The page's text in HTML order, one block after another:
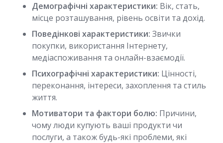
Демографічні характеристики: Вік, стать,
місце розташування, рівень освіти та дохід.
Поведінкові характеристики: Звички
покупки, використання Інтернету,
медіаспоживання та онлайн-взаємодії.
Психографічні характеристики: Цінності,
переконання, інтереси, захоплення та стиль
життя.
Мотиватори та фактори болю: Причини,
чому люди купують ваші продукти чи
послуги, а також будь-які проблеми, які